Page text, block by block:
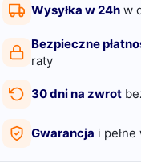
Wysyłka w 24h w
Bezpieczne
raty
30 dni na zwrot
Gwarancja i